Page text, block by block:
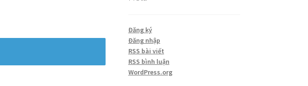
Đăng ký
Đăng nhập
RSS bài viết
RSS bình luận
WordPress.org